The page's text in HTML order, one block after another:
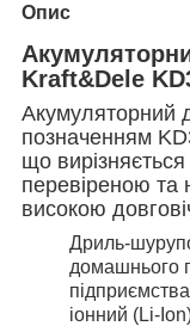
Опис
Kraft&Dele
Акумуляторний
позначенням
що
перевіреною та
високою
Дриль-
домашнього
іонний (Li-